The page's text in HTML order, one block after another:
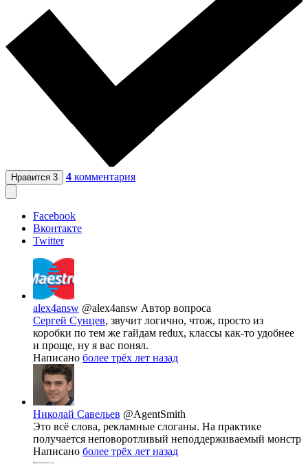
Нравится 3 4 комментария
Facebook
Вконтакте
Twitter
alex4answ @alex4answ Автор вопроса
Сергей Сунцев, звучит логично, чтож, просто из
коробки по тем же гайдам redux, классы как-то удобнее
и проще, ну я вас понял.
Написано более трёх лет назад
Николай Савельев @AgentSmith
Это всё слова, рекламные слоганы. На практике
получается неповоротливый неподдерживаемый монстр
Написано более трёх лет назад